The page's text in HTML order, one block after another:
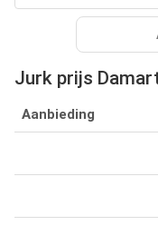
Jurk prijs
Aanbieding